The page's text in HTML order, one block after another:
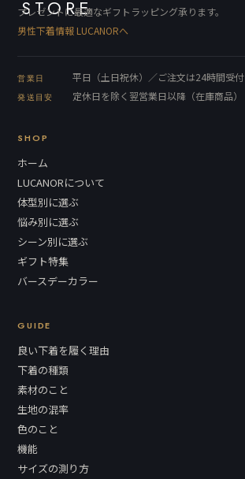
プレゼントに最適なギフトラッピング承ります。
男性下着情報 LUCANORへ
営業日 平日（土日祝休）／ご注文は24時間受付
発送目安 定休日を除く翌営業日以降（在庫商品）
SHOP
ホーム
LUCANORについて
体型別に選ぶ
悩み別に選ぶ
シーン別に選ぶ
ギフト特集
バースデーカラー
GUIDE
良い下着を履く理由
下着の種類
素材のこと
生地の混率
色のこと
機能
サイズの測り方